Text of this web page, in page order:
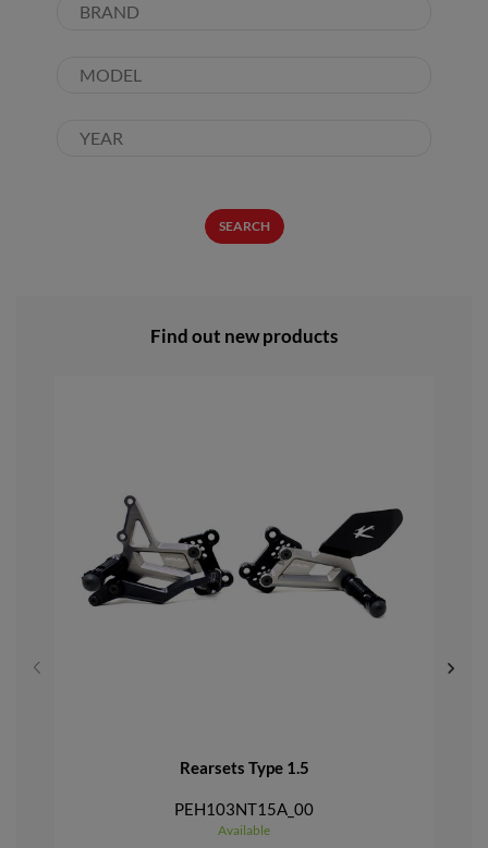
SEARCH
Find out new products
Rearsets Type 1.5
PEH103NT15A_00
Available